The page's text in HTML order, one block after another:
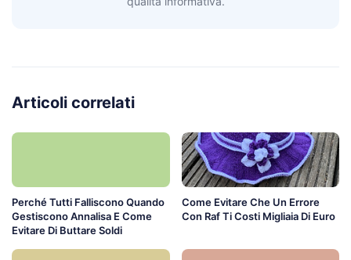
Articoli correlati
Perché Tutti Falliscono Quando
Gestiscono Annalisa E Come
Evitare Di Buttare Soldi
Come Evitare Che Un Errore
Con Raf Ti Costi Migliaia Di Euro